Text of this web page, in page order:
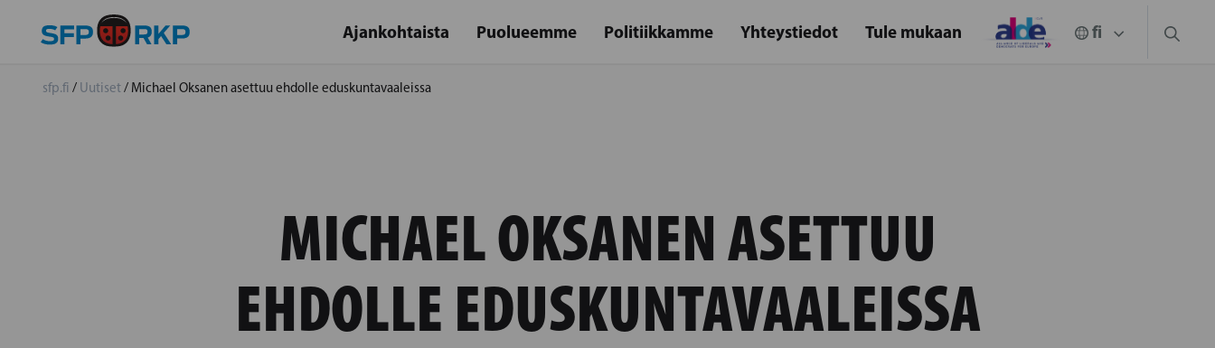
Ajankohtaista Puolueemme Politiikkamme Yhteystiedot Tule mukaan
sfp.fi / Uutiset/ Michael Oksanen asettuu ehdolle eduskuntavaaleissa
MICHAEL OKSANEN ASETTUU
EHDOLLE EDUSKUNTAVAALEISSA